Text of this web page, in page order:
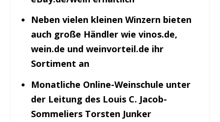
Neben vielen kleinen Winzern bieten
auch große Händler wie vinos.de,
wein.de und weinvorteil.de ihr
Sortiment an
Monatliche Online-Weinschule unter
der Leitung des Louis C. Jacob-
Sommeliers Torsten Junker